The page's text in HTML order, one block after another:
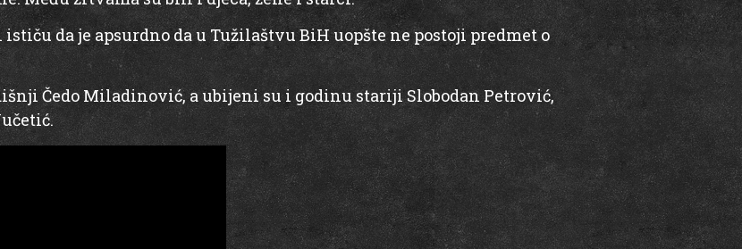
da je apsurdno da u Tužilaštvu BiH uopšte ne postoji predmet o
Čedo Miladinović, a ubijeni su i godinu stariji Slobodan Petrović,